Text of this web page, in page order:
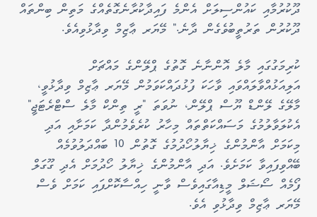
ދޫކުރުމާއި ކައުންސިލަށް އެންމެ ފައިދާކުރާނެގޮތެއްގެ މަތިން ބިންތައް
ދޫކުރުން ތަރުތީބުވެގެން ދާނެ." މޭޔަރ ޢާޒިމް ވިދާޅުވިއެވެ.
ކުރިމަގުގައި މާލެ އޮންނާނެ ގޮތުގެ ޕްލޭންގެ މައްޗަށް
އަލިއަޅުއްވާލައްވައި ވާހަކަ ފުޅުދައްކަވަމުން މޭޔަރ ޢާޒިމް ވިދާޅުވީ،
މާލޭގެ ލޭންޑް ޔޫސް ޕްލޭން، ނުވަތަ "ރީ ތިންކް މާލެ ސްޓްރެޓަޖީ"
އެކުލަވާލުމުގެ މަސައްކަތްތައް މިހާރު ކުރެވެމުންދާ ކަމަށާއި އަދި
މިކަމަށް އާންމުންގެ ޚިޔާލުހޯދުމުގެ ގޮތުން 10 ބައްދަލުވުމެއް
ބޭއްވިފައިވާ ކަމަށެވެ. އަދި އާންމުންގެ ޚިޔާލު ހޯދުމަށް އެދި ގޫގަލް
ފޯމެއް ސޯޝަލް މީޑިއާގައިވެސް ވާނީ ހިއްސާކޮށްފައި ކަމަށް ވެސް
މޭޔަރ ޢާޒިމް ވިދާޅުވި އެވެ.